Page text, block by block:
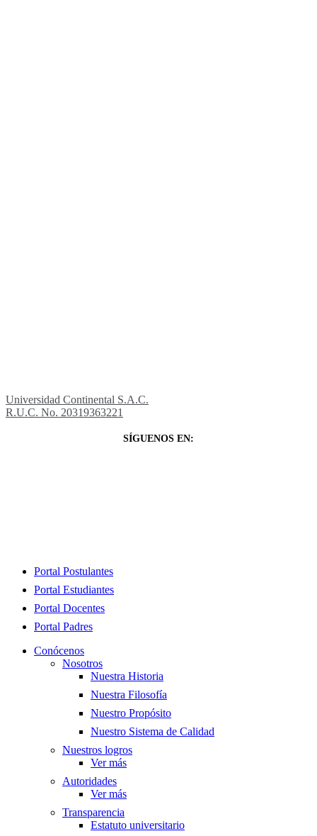
Universidad Continental S.A.C.
R.U.C. No. 20319363221
SÍGUENOS EN:
Close
Portal Postulantes
Portal Estudiantes
Portal Docentes
Portal Padres
Conócenos
Nosotros
Nuestra Historia
Nuestra Filosofía
Nuestro Propósito
Nuestro Sistema de Calidad
Nuestros logros
Ver más
Autoridades
Ver más
Transparencia
Estatuto universitario